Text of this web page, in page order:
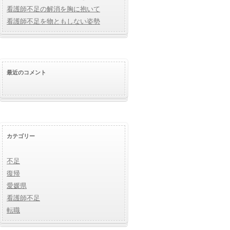
看護師不足の解消を胸に抱いて
看護師不足を物ともしない姿勢
最近のコメント
カテゴリー
不足
復帰
愛媛県
看護師不足
転職